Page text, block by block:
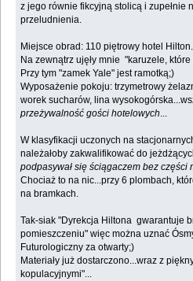
z jego równie fikcyjną stolicą i zupełnie
przeludnienia.
Miejsce obrad: 110 piętrowy hotel
Na zewnątrz ujęły mnie "karuzele,
Przy tym "zamek Yale" jest ramotką;)
Wyposażenie pokoju: trzymetrowy
worek sucharów, lina
przeżywalność gości hotelowych...
W klasyfikacji uczonych na
należałoby zakwalifikować do
podpasywał się ściągaczem bez części
Chociaż to na nic...przy 6 plombach,
na bramkach.
Tak-siak "Dyrekcja Hiltona gwarantuje
pomieszczeniu" więc można uznać
Futurologiczny za otwarty;)
Materiały już dostarczono...wraz z
kopulacyjnymi"...